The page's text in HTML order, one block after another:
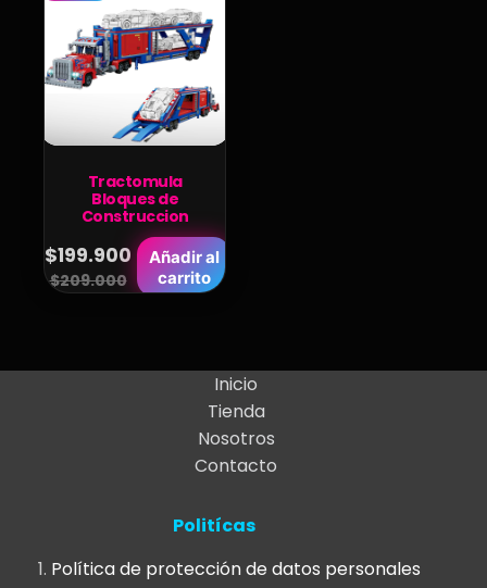
Tractomula
Bloques de
Construccion
$209.000
Original
$209.000.
$199.900
Current
$199.900.
Añadir al
carrito
Inicio
Tienda
Nosotros
Contacto
Politícas
Política de protección de datos personales